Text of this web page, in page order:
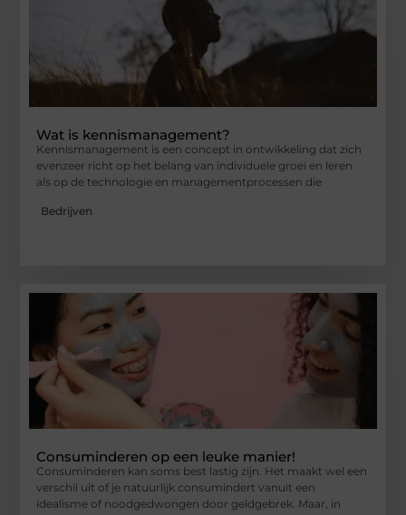
Wat is kennismanagement?
Kennismanagement is een concept in ontwikkeling dat zich
evenzeer richt op het belang van individuele groei en leren
als op de technologie en managementprocessen die
Bedrijven
Consuminderen op een leuke manier!
Consuminderen kan soms best lastig zijn. Het maakt wel een
verschil uit of je natuurlijk consumindert vanuit een
idealisme of noodgedwongen door geldgebrek. Maar, in